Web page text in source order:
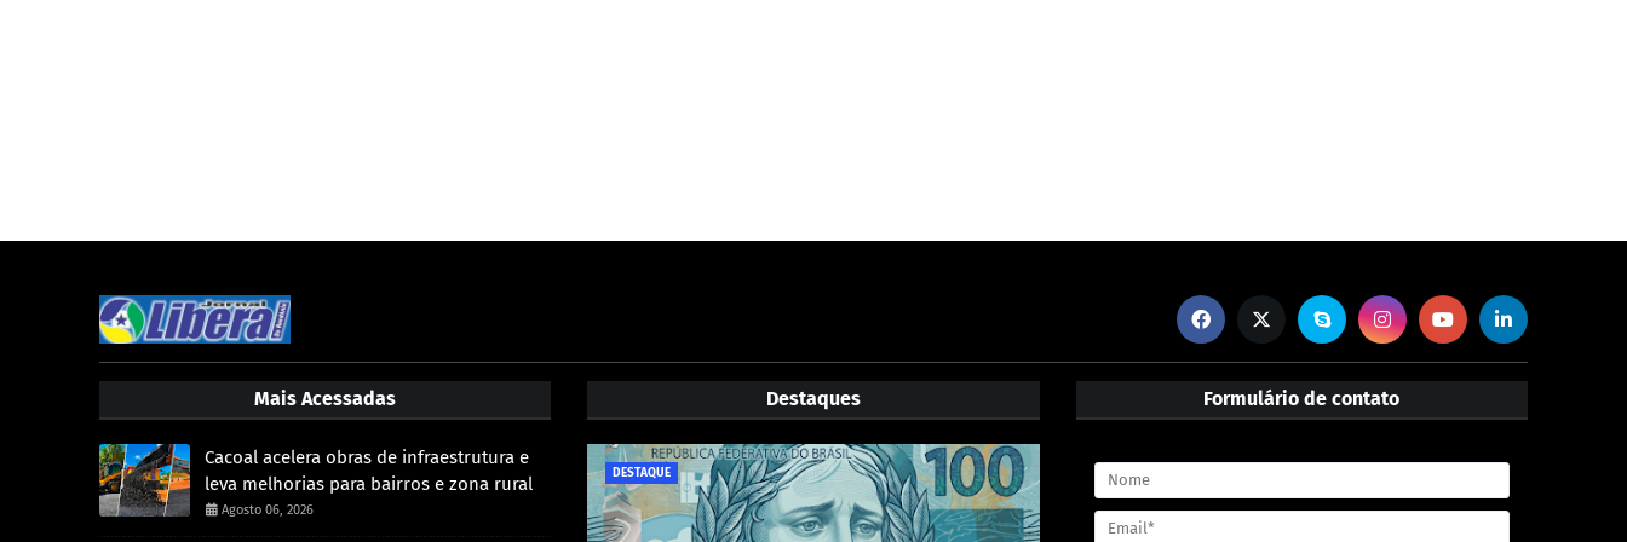
Mais Acessadas
Cacoal acelera obras de infraestrutura e
leva melhorias para bairros e zona rural
Agosto 06, 2026
Destaques
DESTAQUE
Formulário de contato